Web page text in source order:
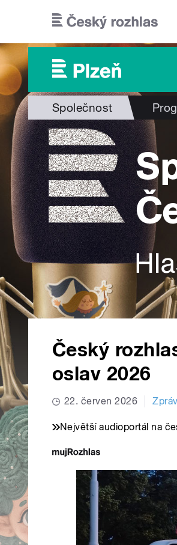
Společnost
Český
oslav 2026
22. červen 2026
Největší audioportál na